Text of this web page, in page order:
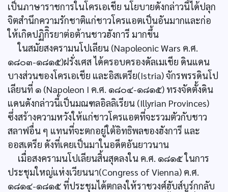
เป็นภาษาราชการในโครเอเชีย นโยบายดังกล่าวนี้ได้ปลุก
จิตสำนึกความรักชาติแก่ชาวโครแอตเป็นอันมากและก่อ
ให้เกิดปฏิกิิรยาต่อต้านชาวฮังการี มากขึ้น
ในสมัยสงครามนโปเลียน (Napoleonic Wars ค.ศ.
๑๘๐๓-๑๘๑๕)ฝรั่งเศส ได้ครอบครองดัลเมเชีย ดินแดน
บางส่วนของโครเอเชีย และอิสเตรีย(Istria) จักรพรรดินโป
เลียนที่ ๑ (Napoleon I ค.ศ. ๑๘๐๔-๑๘๑๕) ทรงจัดตั้งดิน
แดนดังกล่าวนี้เป็นมณฑลอิลลิเรียน (Illyrian Provinces)
ซึ่งสร้างความหวังให้แก่ชาวโครแอตที่จะรวมตัวกับชาว
สลาฟอื่น ๆ แทนที่จะตกอยู่ใต้อิทธิพลของฮังการี และ
ออสเตรีย ดังที่เคยเป็นมาในอดีตอันยาวนาน
เมื่อสงครามนโปเลียนสิ้นสุดลงใน ค.ศ. ๑๘๑๕ ในการ
ประชุมใหญ่แห่งเวียนนา(Congress of Vienna) ค.ศ.
๑๘๑๔-๑๘๑๕ ที่ประชุมได้ตกลงให้ราชวงศ์ฮับส์บูร์กกลับ